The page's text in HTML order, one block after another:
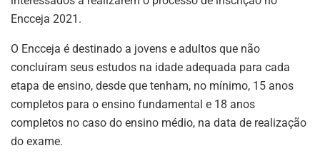
Encceja 2021.
O Encceja é destinado a jovens e adultos que não
concluíram seus estudos na idade adequada para cada
etapa de ensino, desde que tenham, no mínimo, 15 anos
completos para o ensino fundamental e 18 anos
completos no caso do ensino médio, na data de realização
do exame.